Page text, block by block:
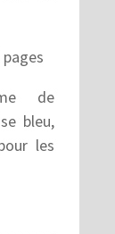
de
bleu,
les